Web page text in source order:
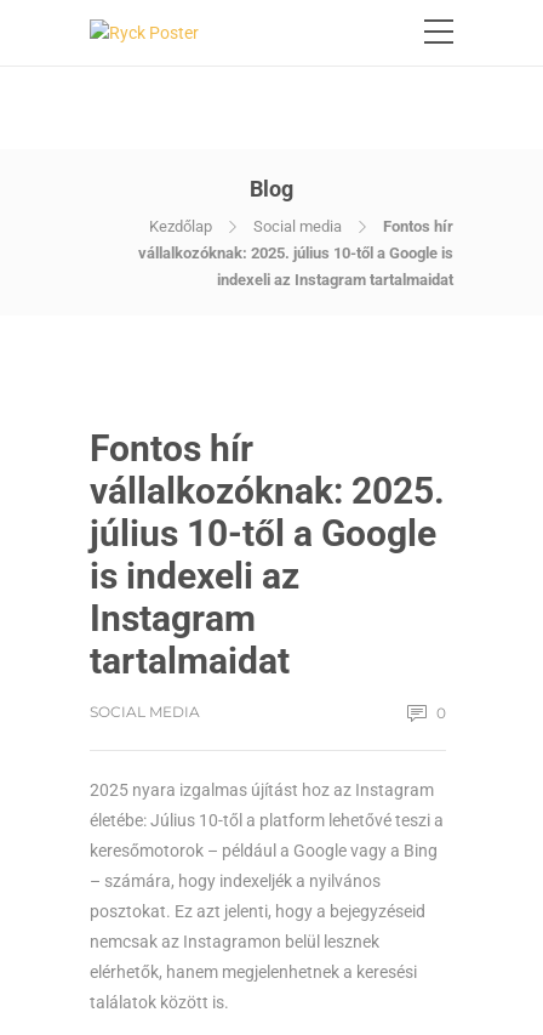
Blog
Kezdőlap Social media
Fontos hír
vállalkozóknak: 2025. július 10-től a Google is
indexeli az Instagram tartalmaidat
Fontos hír
vállalkozóknak: 2025.
július 10-től a Google
is indexeli az
Instagram
tartalmaidat
SOCIAL MEDIA 0
2025 nyara izgalmas újítást hoz az Instagram
életébe: Július 10-től a platform lehetővé teszi a
keresőmotorok – például a Google vagy a Bing
– számára, hogy indexeljék a nyilvános
posztokat. Ez azt jelenti, hogy a bejegyzéseid
nemcsak az Instagramon belül lesznek
elérhetők, hanem megjelenhetnek a keresési
találatok között is.